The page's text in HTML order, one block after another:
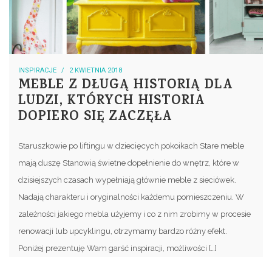
INSPIRACJE 2 KWIETNIA 2018
MEBLE Z DŁUGĄ HISTORIĄ DLA
LUDZI, KTÓRYCH HISTORIA
DOPIERO SIĘ ZACZĘŁA
Staruszkowie po liftingu w dziecięcych pokoikach Stare meble
mają duszę Stanowią świetne dopełnienie do wnętrz, które w
dzisiejszych czasach wypełniają głównie meble z sieciówek.
Nadają charakteru i oryginalności każdemu pomieszczeniu. W
zależności jakiego mebla użyjemy i co z nim zrobimy w procesie
renowacji lub upcyklingu, otrzymamy bardzo różny efekt.
Poniżej prezentuję Wam garść inspiracji, możliwości […]